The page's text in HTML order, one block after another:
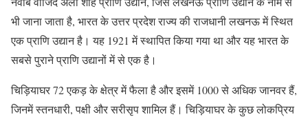
भी जाना जाता है, भारत के उत्तर प्रदेश राज्य की राजधानी लखनऊ में स्थित
एक प्राणि उद्यान है। यह 1921 में स्थापित किया गया था और यह भारत के
सबसे पुराने प्राणि उद्यानों में से एक है।
चिड़ियाघर 72 एकड़ के क्षेत्र में फैला है और इसमें 1000 से अधिक जानवर हैं,
जिनमें स्तनधारी, पक्षी और सरीसृप शामिल हैं। चिड़ियाघर के कुछ लोकप्रिय